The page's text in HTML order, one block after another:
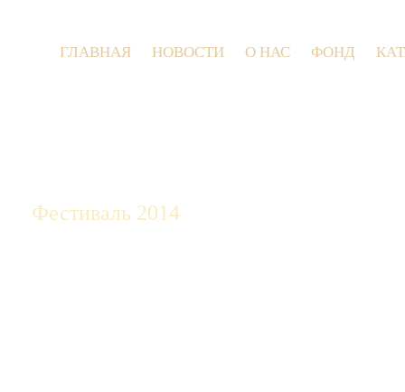
ГЛАВНАЯ НОВОСТИ О НАС ФОНД
Фестиваль 2014